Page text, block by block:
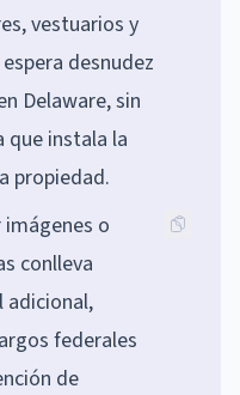
vestuarios y
desnudez
Delaware, sin
que instala la
propiedad.
o
conlleva
adicional,
federales
de